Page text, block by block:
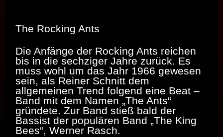
The Rocking Ants
Die Anfänge der Rocking Ants reichen
bis in die sechziger Jahre zurück. Es
muss wohl um das Jahr 1966 gewesen
sein, als Reiner Schnitt dem
allgemeinen Trend folgend eine Beat –
Band mit dem Namen „The Ants“
gründete. Zur Band stieß bald der
Bassist der populären Band „The King
Bees“, Werner Rasch.